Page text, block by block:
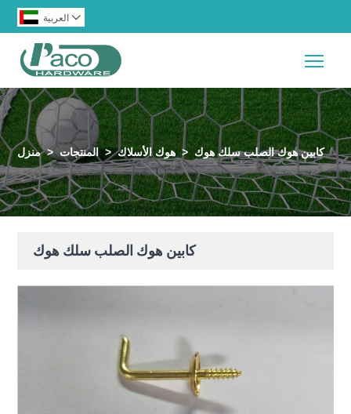
العربية 
منزل > المنتجات > هوك الأسلاك > كابين هوك الصلب سلك هوك
كابين هوك الصلب سلك هوك